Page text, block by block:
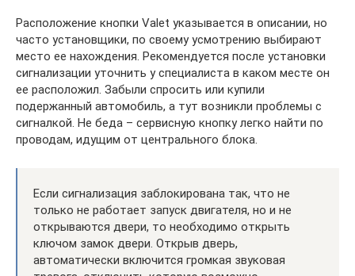
Расположение кнопки Valet указывается в описании, но
часто установщики, по своему усмотрению выбирают
место ее нахождения. Рекомендуется после установки
сигнализации уточнить у специалиста в каком месте он
ее расположил. Забыли спросить или купили
подержанный автомобиль, а тут возникли проблемы с
сигналкой. Не беда – сервисную кнопку легко найти по
проводам, идущим от центрального блока.
Если сигнализация заблокирована так, что не
только не работает запуск двигателя, но и не
открываются двери, то необходимо открыть
ключом замок двери. Открыв дверь,
автоматически включится громкая звуковая